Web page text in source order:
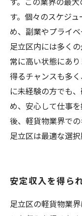
す。個々のスケジ
め、副業やプライ
足立区内には多く
常に高い状態にあ
得るチャンスも多
に未経験の方でも
め、安心して仕事
後、軽貨物業界での
足立区は最適な選択
安定収入を得ら
足立区の軽貨物業